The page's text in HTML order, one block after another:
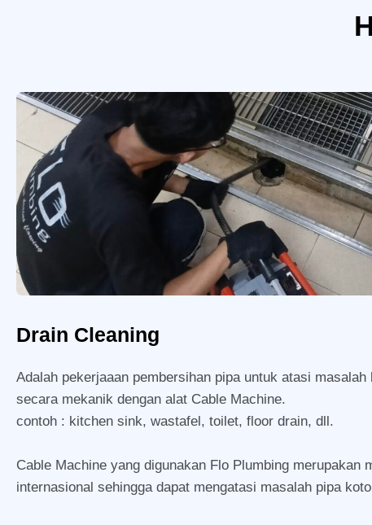
Drain Cleaning
Adalah pekerjaaan pembersihan pipa untuk atasi masalah
secara mekanik dengan alat Cable Machine.
contoh : kitchen sink, wastafel, toilet, floor drain, dll.
Cable Machine yang digunakan Flo Plumbing merupakan
internasional sehingga dapat mengatasi masalah pipa